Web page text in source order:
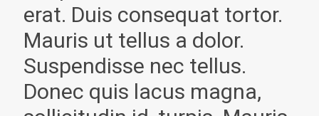
erat. Duis consequat tortor.
Mauris ut tellus a dolor.
Suspendisse nec tellus.
Donec quis lacus magna,